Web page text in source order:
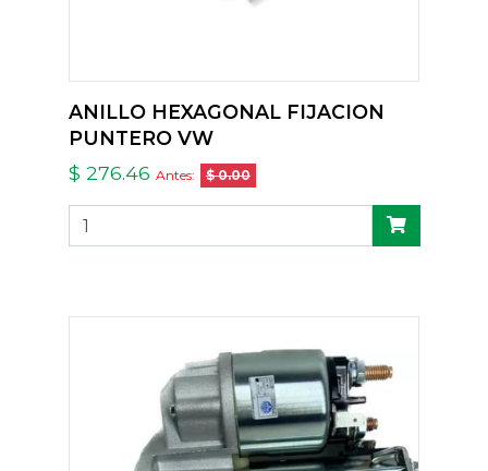
ANILLO HEXAGONAL FIJACION
PUNTERO VW
$ 276.46 Antes: $ 0.00